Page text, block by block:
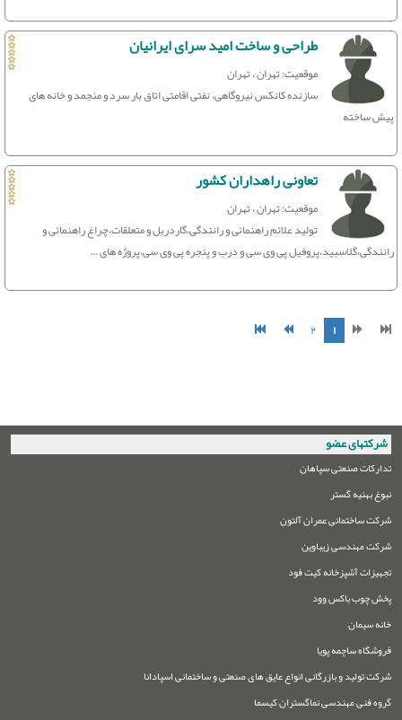
طراحی و ساخت امید سرای ایرانیان
موقعیت: تهران ، تهران
سازنده کانکس نیروگاهی، نفتی اقامتی اتاق بار سرد و منجمد و خانه های
پیش ساخته
تعاونی راهداران کشور
موقعیت: تهران ، تهران
تولید علائم راهنمائی و رانندگی،گاردریل و متعلقات،چراغ راهنمائی و
رانندگی،گلاسبید،پروفیل پی وی سی و درب و پنجره پی وی سی،پروژه های ...
۱ ۲
شرکتهای عضو
تدارکات صنعتی سپاهان
نبوغ بهنیه گستر
شرکت ساختمانی عمران آلتون
شرکت مهندسی زیباوین
تجهیزات آشپزخانه کیت فود
پخش چوب باکس وود
خانه سیمان
فروشگاه ساچمه پویا
شرکت تولید و بازرگانی انواع عایق های صنعتی و ساختمانی اسپادانا
گروه فنی مهندسی نماگستران کیسما